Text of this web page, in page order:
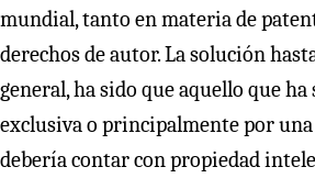
mundial, tanto en materia de
derechos de autor. La solución
general, ha sido que aquello que ha
exclusiva o principalmente por
debería contar con propiedad